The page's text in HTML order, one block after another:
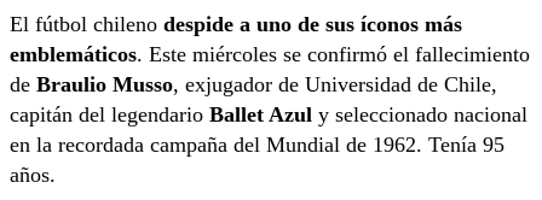
El fútbol chileno despide a uno de sus íconos más
emblemáticos. Este miércoles se confirmó el fallecimiento
de Braulio Musso, exjugador de Universidad de Chile,
capitán del legendario Ballet Azul y seleccionado nacional
en la recordada campaña del Mundial de 1962. Tenía 95
años.